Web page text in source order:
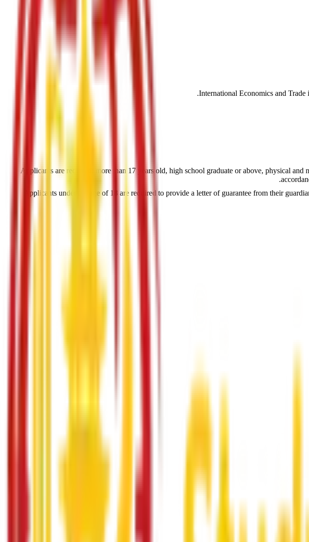
1. Applicants are required: more than 17 years old, high school graduate or above, physical
2. Applicants under the age of 18 are required to provide a letter of guarantee from their